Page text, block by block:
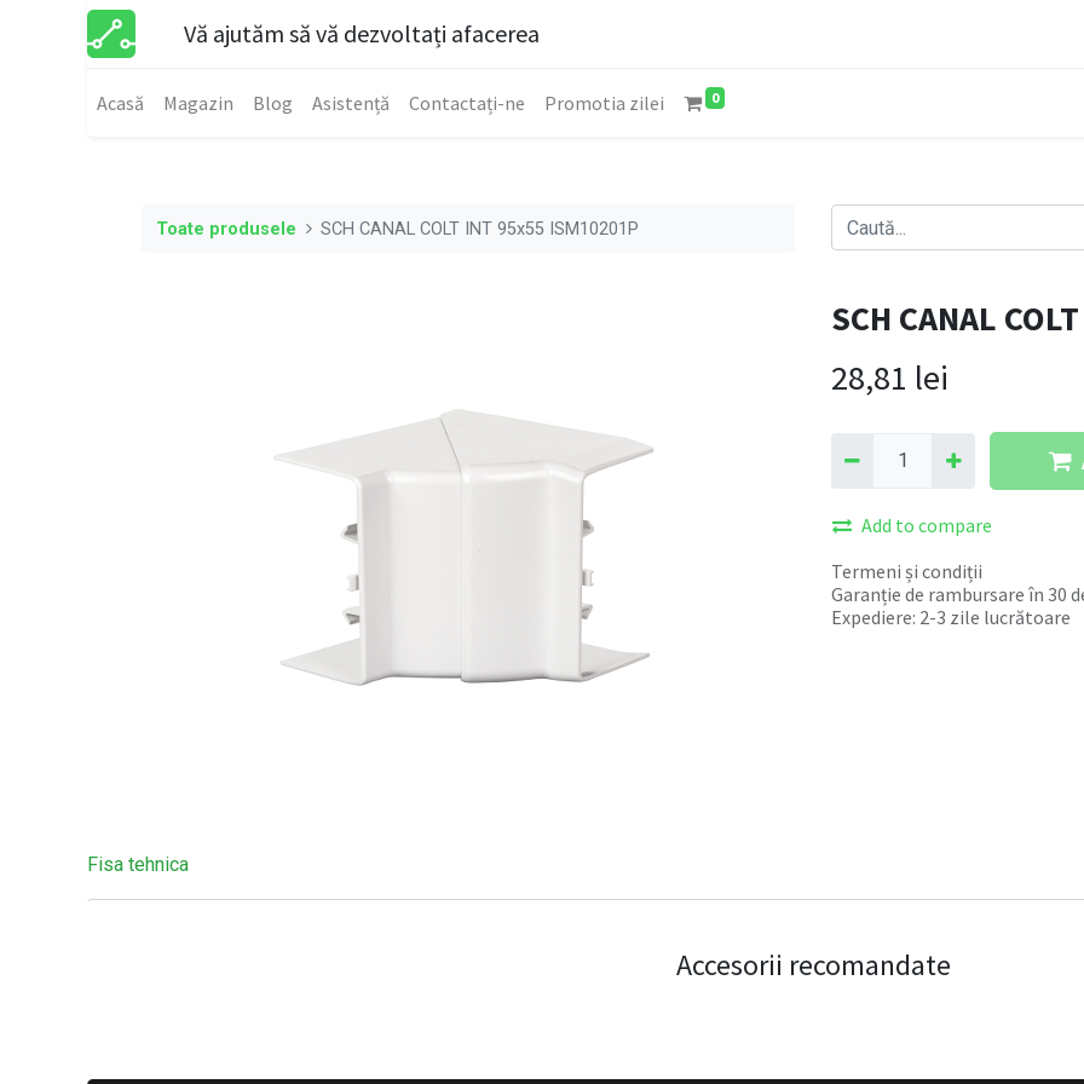
Vă ajutăm să vă dezvoltați afacerea
Acasă Magazin Blog Asistență Contactați-ne Promotia zilei 0
Toate produsele SCH CANAL COLT INT 95x55 ISM10201P
SCH CANAL
28,81 lei
Add to compare
Termeni și condiții
Garanție de rambursare în 30
Expediere: 2-3 zile lucrătoare
Fisa tehnica
Accesorii recomandate